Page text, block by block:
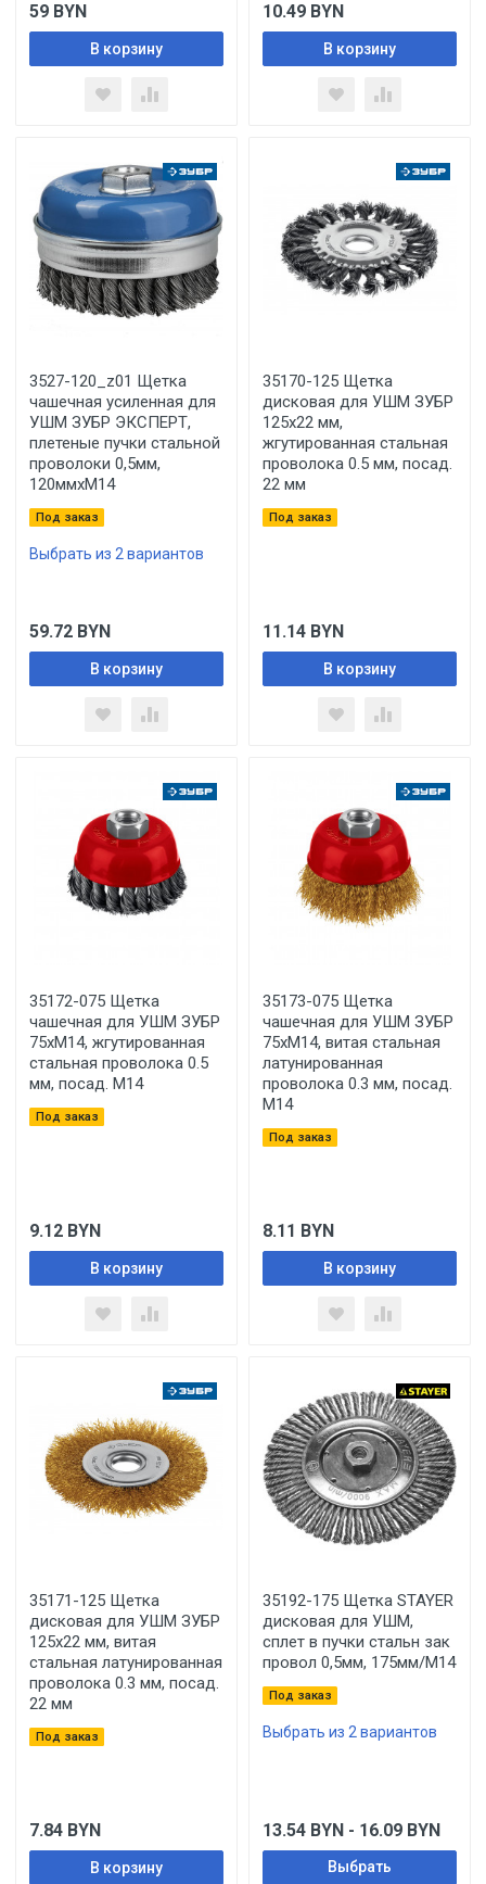
59 BYN
В корзину
10.49 BYN
В корзину
3527-120_z01 Щетка
чашечная усиленная для
УШМ ЗУБР ЭКСПЕРТ,
плетеные пучки стальной
проволоки 0,5мм,
120ммхМ14
Под заказ
Выбрать из 2 вариантов
59.72 BYN
В корзину
35170-125 Щетка
дисковая для УШМ ЗУБР
125х22 мм,
жгутированная стальная
проволока 0.5 мм, посад.
22 мм
Под заказ
11.14 BYN
В корзину
35172-075 Щетка
чашечная для УШМ ЗУБР
75хМ14, жгутированная
стальная проволока 0.5
мм, посад. М14
Под заказ
9.12 BYN
В корзину
35173-075 Щетка
чашечная для УШМ ЗУБР
75хМ14, витая стальная
латунированная
проволока 0.3 мм, посад.
М14
Под заказ
8.11 BYN
В корзину
35171-125 Щетка
дисковая для УШМ ЗУБР
125х22 мм, витая
стальная латунированная
проволока 0.3 мм, посад.
22 мм
Под заказ
7.84 BYN
В корзину
35192-175 Щетка STAYER
дисковая для УШМ,
сплет в пучки стальн зак
провол 0,5мм, 175мм/М14
Под заказ
Выбрать из 2 вариантов
13.54 BYN - 16.09 BYN
Выбрать